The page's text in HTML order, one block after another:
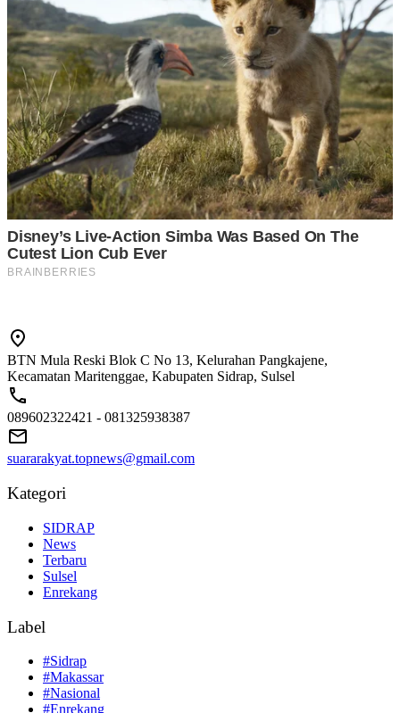
BTN Mula Reski Blok C No 13, Kelurahan Pangkajene,
Kecamatan Maritenggae, Kabupaten Sidrap, Sulsel
089602322421 - 081325938387
suararakyat.topnews@gmail.com
Kategori
SIDRAP
News
Terbaru
Sulsel
Enrekang
Label
#Sidrap
#Makassar
#Nasional
#Enrekang